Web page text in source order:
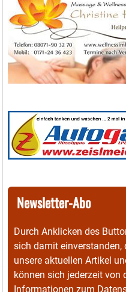
Newsletter-Abo
Durch Anklicken des
sich damit einverstanden,
unsere aktuellen Artikel
können sich jederzeit von
Informationen zum